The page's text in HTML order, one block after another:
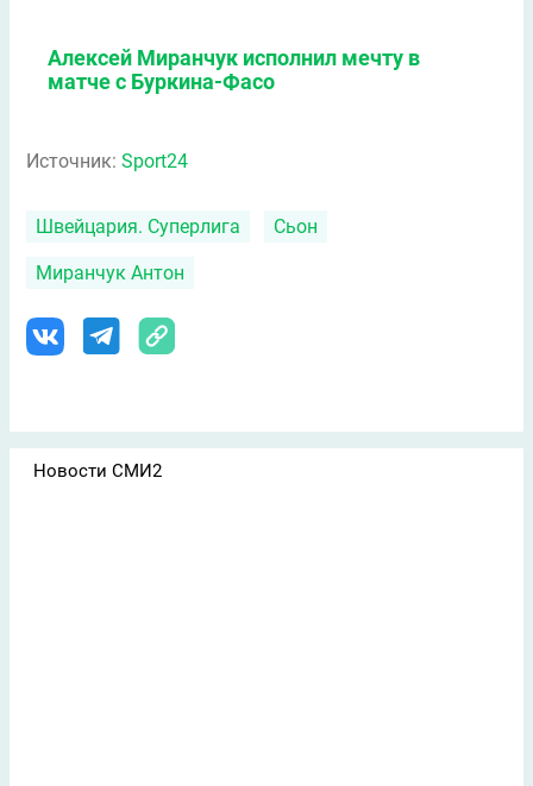
Алексей Миранчук исполнил мечту в
матче с Буркина-Фасо
Источник: Sport24
Швейцария. Суперлига Сьон
Миранчук Антон
Новости СМИ2